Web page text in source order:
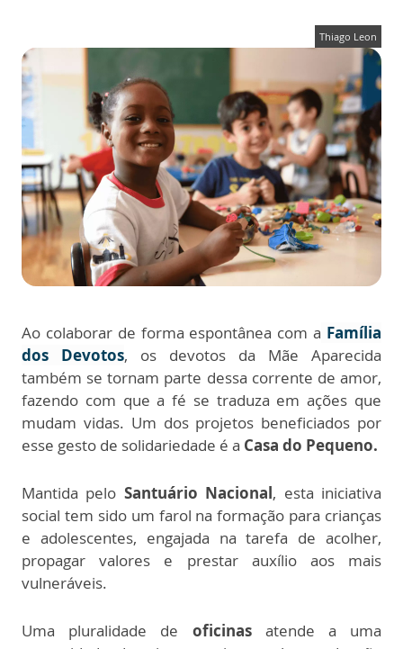
Thiago Leon
Ao colaborar de forma espontânea com a Família
dos Devotos, os devotos da Mãe Aparecida
também se tornam parte dessa corrente de amor,
fazendo com que a fé se traduza em ações que
mudam vidas. Um dos projetos beneficiados por
esse gesto de solidariedade é a Casa do Pequeno.
Mantida pelo Santuário Nacional, esta iniciativa
social tem sido um farol na formação para crianças
e adolescentes, engajada na tarefa de acolher,
propagar valores e prestar auxílio aos mais
vulneráveis.
Uma pluralidade de oficinasatende a uma